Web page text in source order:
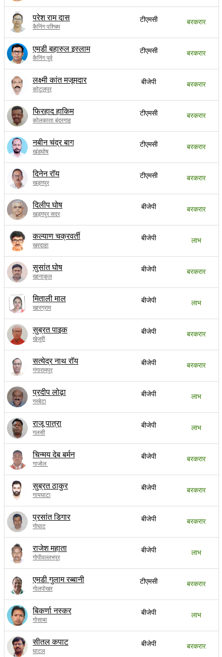
परेश राम दास
कैनिंग पश्चिम
टीएमसी बरकरार
एमडी बहारुल इस्लाम
कैनिंग पुर्व
टीएमसी बरकरार
लक्ष्मी कांत मजूमदार
कोटुलपुर
बीजेपी बरकरार
फिरहाद हाकिम
कोलकाता बंदरगाह
टीएमसी बरकरार
नबीन चंद्र बाग
खंडघोष
टीएमसी बरकरार
दिनेन रॉय
खड़गपुर
टीएमसी बरकरार
दिलीप घोष
खड़गपुर सदर
बीजेपी बरकरार
कल्याण चक्रवर्ती
खरदाहा
बीजेपी लाभ
सुसांत घोष
खानाकुल
बीजेपी बरकरार
मिताली माल
खारग्राम
बीजेपी लाभ
सुब्रत पाइक
खेजुरी
बीजेपी बरकरार
सत्येद्र नाथ रॉय
गंगारामपुर
बीजेपी बरकरार
प्रदीप लोढ़ा
गरबेटा
बीजेपी लाभ
राजू पात्रा
गलसी
बीजेपी लाभ
चिन्मय देब बर्मन
गाजोल
बीजेपी बरकरार
सुब्रत ठाकुर
गायघाटा
बीजेपी बरकरार
प्रसांत डिगार
गोघाट
बीजेपी बरकरार
राजेश महाता
गोपीवल्लभपुर
बीजेपी लाभ
एमडी गुलाम रब्बानी
गोलपोखर
टीएमसी बरकरार
बिकर्णा नस्कर
गोसाबा
बीजेपी लाभ
सीतल कपाट
घाटल
बीजेपी बरकरार